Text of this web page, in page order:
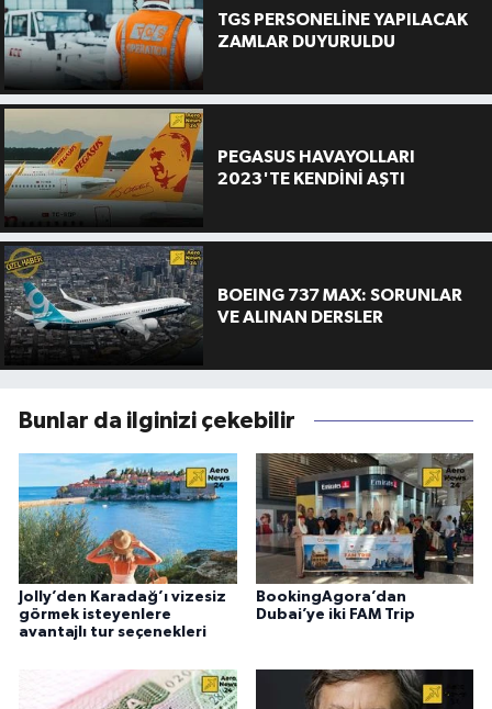
TGS PERSONELİNE YAPILACAK
ZAMLAR DUYURULDU
PEGASUS HAVAYOLLARI
2023'TE KENDİNİ AŞTI
BOEING 737 MAX: SORUNLAR
VE ALINAN DERSLER
Bunlar da ilginizi çekebilir
Jolly’den Karadağ’ı vizesiz
görmek isteyenlere
avantajlı tur seçenekleri
BookingAgora’dan
Dubai’ye iki FAM Trip